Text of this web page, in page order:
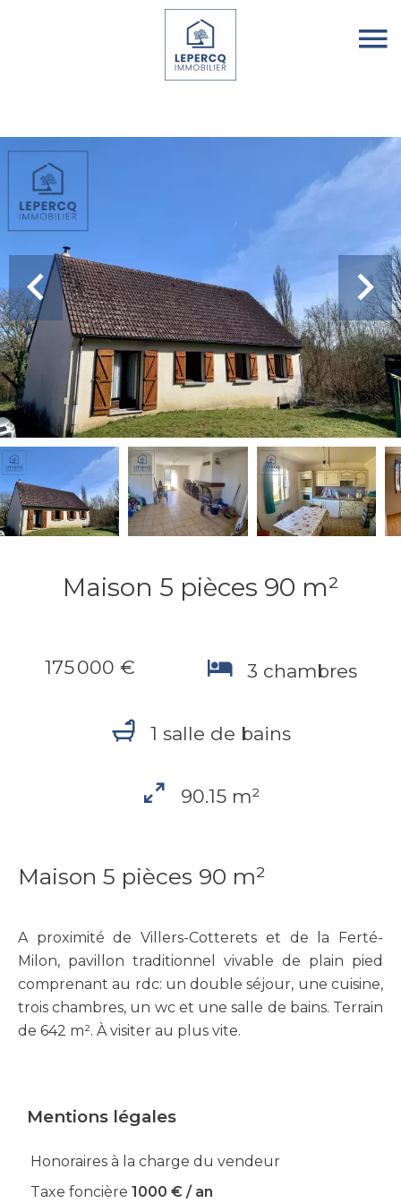
Maison 5 pièces 90 m²
175 000 € 3 chambres
1 salle de bains
90.15 m²
Maison 5 pièces 90 m²
A proximité de Villers-Cotterets et de la Ferté-
Milon, pavillon traditionnel vivable de plain pied
comprenant au rdc: un double séjour, une cuisine,
trois chambres, un wc et une salle de bains. Terrain
de 642 m². À visiter au plus vite.
Mentions légales
Honoraires à la charge du vendeur
Taxe foncière 1000 € / an